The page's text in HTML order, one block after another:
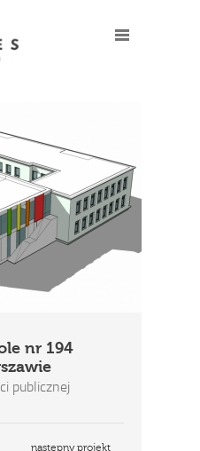
nr 194
publicznej
następny projekt